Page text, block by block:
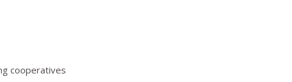
cooperatives